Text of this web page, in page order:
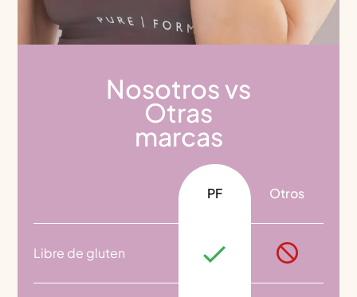
Nosotros vs
Otras
marcas
PF Otros
Libre de gluten